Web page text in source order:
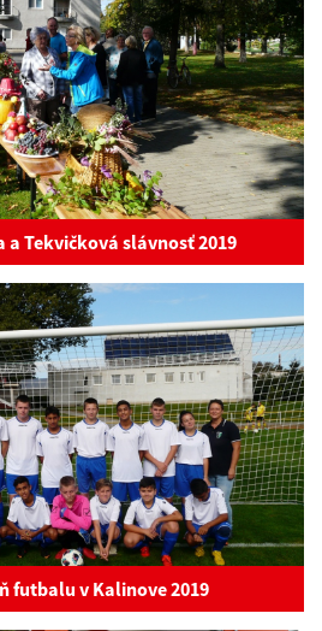
a Tekvičková slávnosť 2019
futbalu v Kalinove 2019